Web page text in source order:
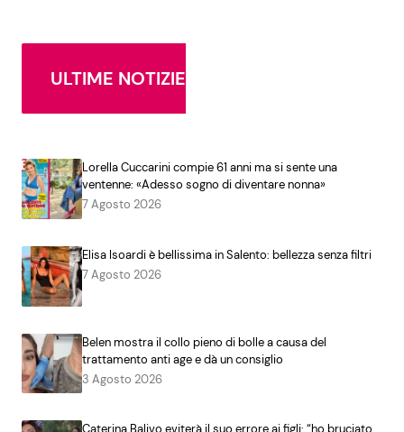
ULTIME NOTIZIE
Lorella Cuccarini compie 61 anni ma si sente una
ventenne: «Adesso sogno di diventare nonna»
7 Agosto 2026
Elisa Isoardi è bellissima in Salento: bellezza senza filtri
7 Agosto 2026
Belen mostra il collo pieno di bolle a causa del
trattamento anti age e dà un consiglio
3 Agosto 2026